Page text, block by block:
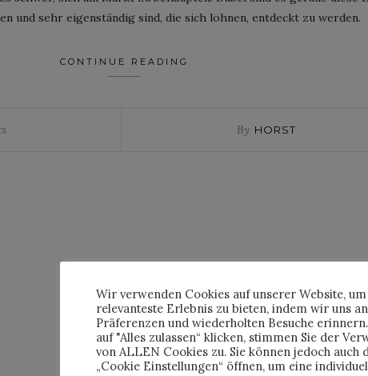
und sehr eigenständig sind, die sich lohnen, entdeckt zu werden.
CONTINUE READING
By HORST
Wir verwenden Cookies auf unserer Website,
relevanteste Erlebnis zu bieten, indem wir uns
Präferenzen und wiederholten Besuche
auf "Alles zulassen“ klicken, stimmen Sie der
von ALLEN Cookies zu. Sie können jedoch auch
„Cookie Einstellungen“ öffnen, um eine